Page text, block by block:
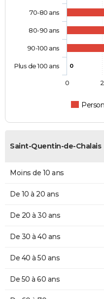
0
70-80 ans
80-90 ans
90-100 ans
Plus de 100 ans
0 2
Saint-Quentin-de-Chalais
Moins de 10 ans
De 10 à 20 ans
De 20 à 30 ans
De 30 à 40 ans
De 40 à 50 ans
De 50 à 60 ans